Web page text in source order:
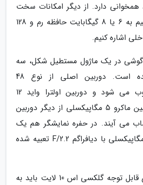
اسنپ دراگون 855 همخوانی دارد. از دیگر امکانات سخت
افزاری هم می توانیم به 6 یا 8 گیگابایت حافظه رم و 128
اشاره کنیم.
در یک ماژول مستطیل شکل، سه
دوربین تعبیه شده است. دوربین اصلی از نوع 48
مگاپیکسلی محسوب می شود و دوربین اولترا واید 12
مگاپیکسلی و دوربین ماکرو 5 مگاپیکسلی از دیگر دوربین
می آیند. در حفره نمایشگر هم یک
دوربین سلفی 32 مگاپیکسلی با دیافراگم F/2.2 تعبیه شده
از دیگر ویژگی های قابل توجه گلکسی اس 10 لایت باید به